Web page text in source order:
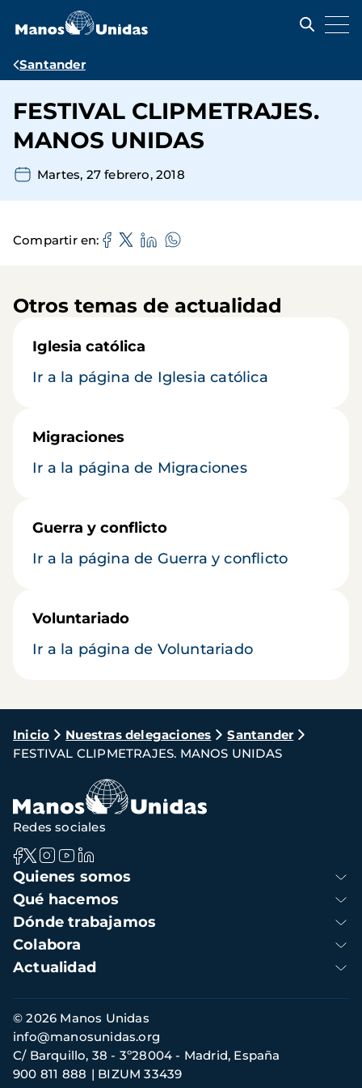
contenido
Ruta
navegación
Santander
FESTIVAL CLIPMETRAJES.
MANOS UNIDAS
Martes, 27 febrero, 2018
Compartir en
Otros temas de actualidad
Iglesia católica
Ir a la página de Iglesia católica
Migraciones
Ir a la página de Migraciones
Guerra y conflicto
Ir a la página de Guerra y conflicto
Voluntariado
Ir a la página de Voluntariado
Ruta
de
navegación
Inicio Nuestras delegaciones
Santander
FESTIVAL CLIPMETRAJES. MANOS UNIDAS
Navegación
principal
Quienes somos
Qué hacemos
Dónde trabajamos
Colabora
Actualidad
Redes sociales
Información
de
contacto
© 2026 Manos Unidas
C/ Barquillo, 38 - 3º28004 - Madrid, España
900 811 888
BIZUM 33439
info@manosunidas.org